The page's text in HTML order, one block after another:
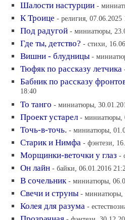
Шалости настурции -
К Троице - религия, 07.06.2025
Под радугой - миниатюры,
Где ты, детство? - стихи,
Вишни - блудницы -
Тюфяк по рассказу летчика
Бабник по рассказу
18:40
То танго - миниатюры,
Проект устарел - миниатюры,
Точь-в-точь. - миниатюры,
Старик и Нимфа - фэнтези,
Морщинки-веточки у глаз -
Он лайн - байки, 06.01.2016
В сочельник - миниатюры,
Свечи и струны - миниатюры,
Колея для разума -